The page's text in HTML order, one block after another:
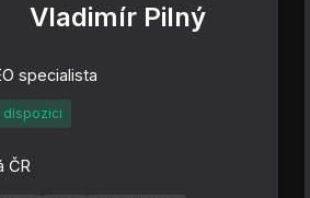
Vladimír Pilný
specialista
dispozici
ČR